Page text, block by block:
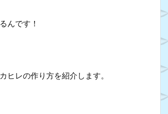
んです！
ヒレの作り方を紹介します。